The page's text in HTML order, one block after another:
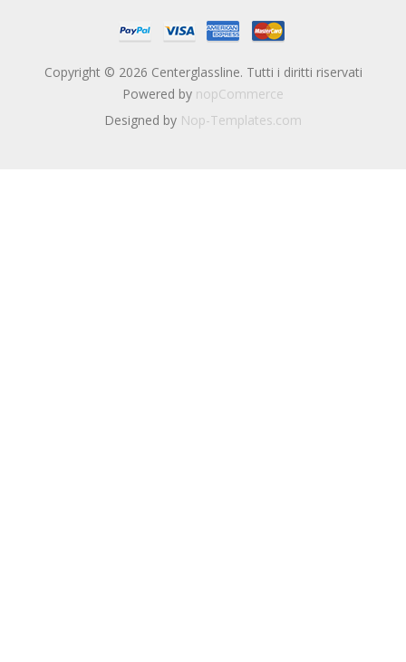
Copyright © 2026 Centerglassline. Tutti i diritti riservati
Powered by nopCommerce
Designed by Nop-Templates.com